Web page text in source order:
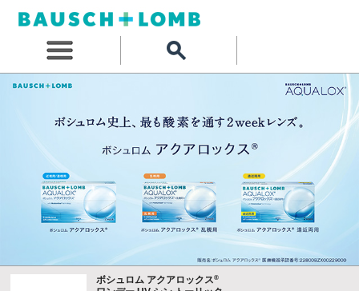
ボシュロム アクアロックス®